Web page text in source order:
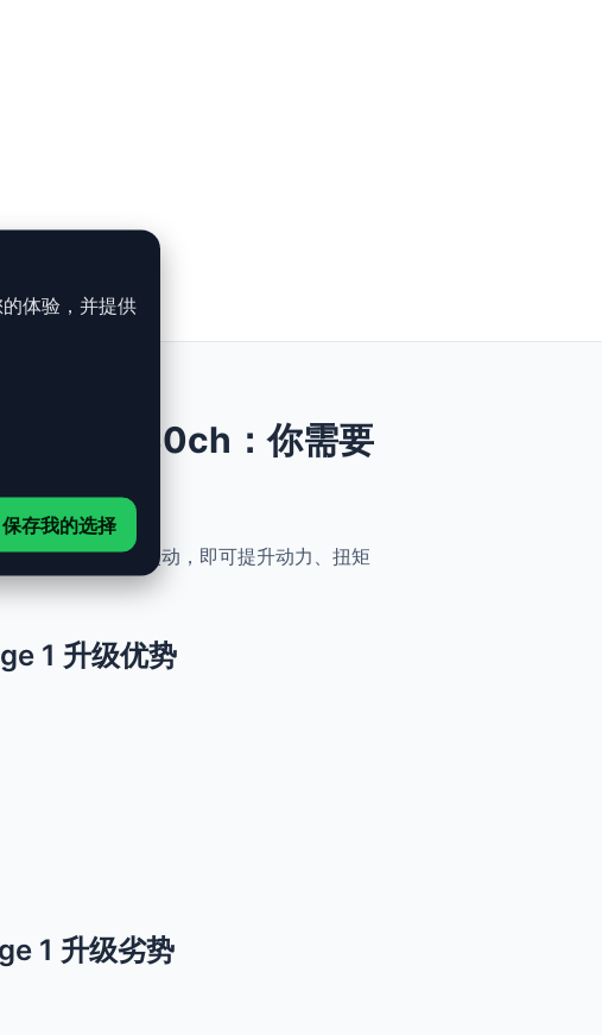
- 530ch：你需要
性。无需机械改动，即可提升动力、扭矩
1 升级优势
1 升级劣势
体验，并提供
保存我的选择